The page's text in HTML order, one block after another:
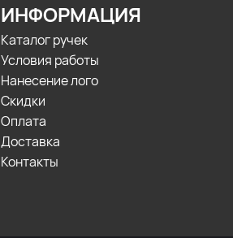
ИНФОРМАЦИЯ
Каталог ручек
Условия работы
Нанесение лого
Скидки
Оплата
Доставка
Контакты